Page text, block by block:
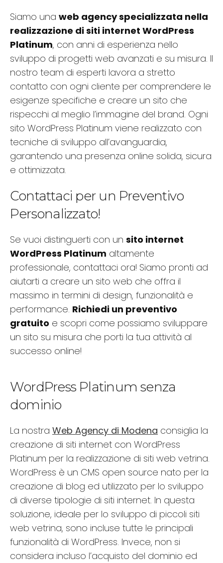
Siamo una web agency specializzata nella
realizzazione di siti internet WordPress
Platinum, con anni di esperienza nello
sviluppo di progetti web avanzati e su misura. Il
nostro team di esperti lavora a stretto
contatto con ogni cliente per comprendere le
esigenze specifiche e creare un sito che
rispecchi al meglio l’immagine del brand. Ogni
sito WordPress Platinum viene realizzato con
tecniche di sviluppo all’avanguardia,
garantendo una presenza online solida, sicura
e ottimizzata.
Contattaci per un Preventivo
Personalizzato!
Se vuoi distinguerti con un sito internet
WordPress Platinum altamente
professionale, contattaci ora! Siamo pronti ad
aiutarti a creare un sito web che offra il
massimo in termini di design, funzionalità e
performance. Richiedi un preventivo
gratuito e scopri come possiamo sviluppare
un sito su misura che porti la tua attività al
successo online!
WordPress Platinum senza
dominio
La nostra Web Agency di Modena consiglia la
creazione di siti internet con WordPress
Platinum per la realizzazione di siti web vetrina.
WordPress è un CMS open source nato per la
creazione di blog ed utilizzato per lo sviluppo
di diverse tipologie di siti internet. In questa
soluzione, ideale per lo sviluppo di piccoli siti
web vetrina, sono incluse tutte le principali
funzionalità di WordPress. Invece, non si
considera incluso l’acquisto del dominio ed